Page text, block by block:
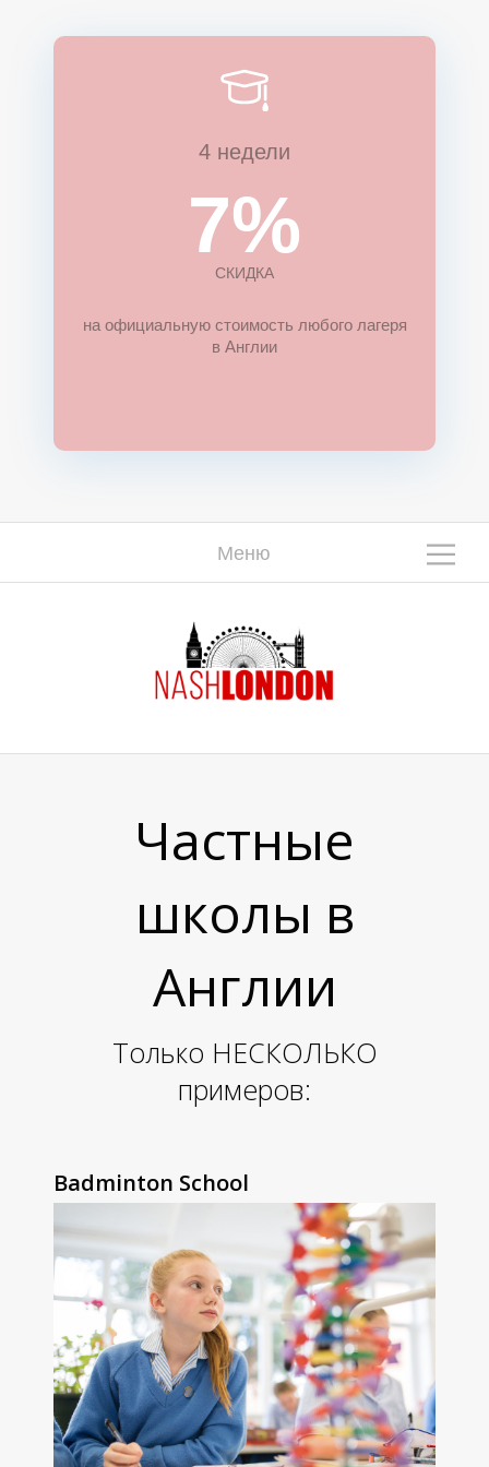
Ы
П
Р
4 недели
7%
СКИДКА
на официальную стоимость любого лагеря
в Англии
Меню
Ы
П
Р
Частные
школы в
Англии
Только НЕСКОЛЬКО
примеров:
Badminton School
Ы
П
Р